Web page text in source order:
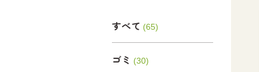
すべて (65)
ゴミ (30)